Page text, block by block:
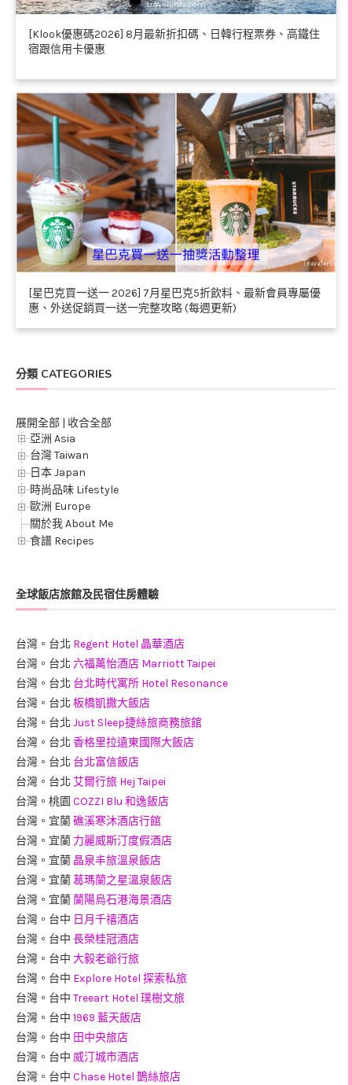
[Klook優惠碼2026] 8月最新折扣碼、日韓行程票券、高鐵住
宿跟信用卡優惠
[星巴克買一送一 2026] 7月星巴克5折飲料、最新會員專屬優
惠、外送促銷買一送一完整攻略 (每週更新)
分類 CATEGORIES
展開全部 | 收合全部
亞洲 Asia
台灣 Taiwan
日本 Japan
時尚品味 Lifestyle
歐洲 Europe
關於我 About Me
食譜 Recipes
全球飯店旅館及民宿住房體驗
台灣。台北 Regent Hotel 晶華酒店
台灣。台北 六福萬怡酒店 Marriott Taipei
台灣。台北 台北時代寓所 Hotel Resonance
台灣。台北 板橋凱撒大飯店
台灣。台北 Just Sleep捷絲旅商務旅館
台灣。台北 香格里拉遠東國際大飯店
台灣。台北 台北富信飯店
台灣。台北 艾爾行旅 Hej Taipei
台灣。桃園 COZZI Blu 和逸飯店
台灣。宜蘭礁溪寒沐酒店行館
台灣。宜蘭 力麗威斯汀度假酒店
台灣。宜蘭 晶泉丰旅溫泉飯店
台灣。宜蘭葛瑪蘭之星溫泉飯店
台灣。宜蘭蘭陽烏石港海景酒店
台灣。台中 日月千禧酒店
台灣。台中 長榮桂冠酒店
台灣。台中 大毅老爺行旅
台灣。台中 Explore Hotel 探索私旅
台灣。台中 Treeart Hotel 璞樹文旅
台灣。台中 1969 藍天飯店
台灣。台中 田中央旅店
台灣。台中 威汀城市酒店
台灣。台中 Chase Hotel 鵲絲旅店